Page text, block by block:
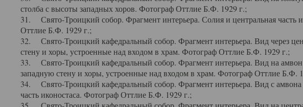
столба с высоты западных хоров. Фотограф Оттлие Б.Ф. 1929 г.;
31. Свято-Троицкий собор. Фрагмент интерьера. Солия и центральная часть
Оттлие Б.Ф. 1929 г.;
32. Свято-Троицкий кафедральный собор. Фрагмент интерьера. Вид через
стену и хоры, устроенные над входом в храм. Фотограф Оттлие Б.Ф. 1929 г.;
33. Свято-Троицкий кафедральный собор. Фрагмент интерьера. Вид на амвон
западную стену и хоры, устроенные над входом в храм. Фотограф Оттлие Б.Ф.
34. Свято-Троицкий кафедральный собор. Фрагмент интерьера. Вид с амвона
часть иконостаса. Фотограф Оттлие Б.Ф. 1929 г.;